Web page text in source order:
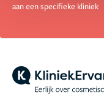
aan een specifieke kliniek